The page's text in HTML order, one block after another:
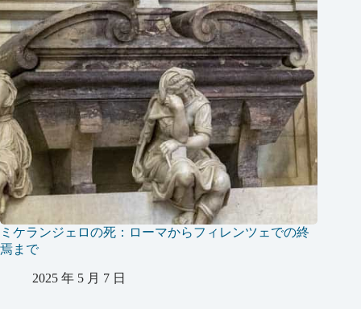
ミケランジェロの死：ローマからフィレンツェでの終
焉まで
2025 年 5 月 7 日